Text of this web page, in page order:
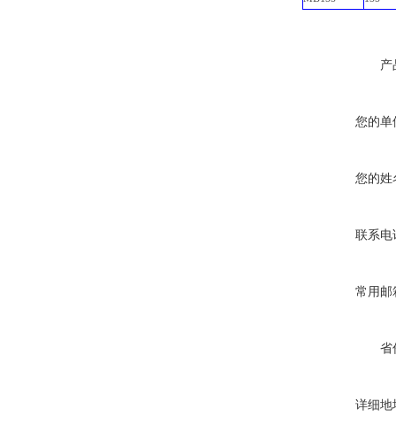
产
您的单
您的姓
联系电
常用邮
省
详细地